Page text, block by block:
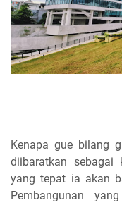
Kenapa gue bilang
diibaratkan sebagai
yang tepat ia akan
Pembangunan